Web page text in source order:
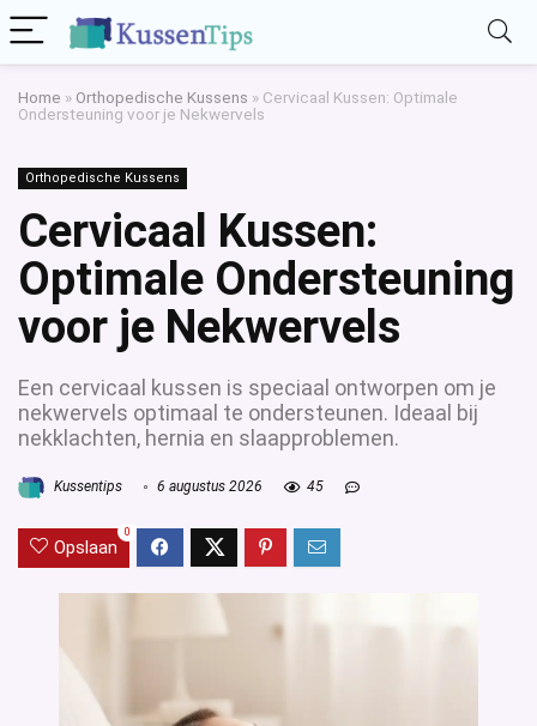
Home » Orthopedische Kussens » Cervicaal Kussen: Optimale
Ondersteuning voor je Nekwervels
Orthopedische Kussens
Cervicaal Kussen:
Optimale Ondersteuning
voor je Nekwervels
Een cervicaal kussen is speciaal ontworpen om je
nekwervels optimaal te ondersteunen. Ideaal bij
nekklachten, hernia en slaapproblemen.
Kussentips 6 augustus 2026 45
Opslaan
0